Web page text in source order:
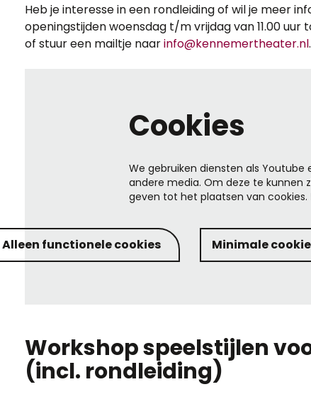
Heb je interesse in een rondleiding of wil je meer
openingstijden woensdag t/m vrijdag van 11.00 uur
of stuur een mailtje naarinfo@kennemertheater.nl.
Cookies
We gebruiken diensten als Youtube
andere media. Om deze te kunnen
geven tot het plaatsen van cookies.
Alleen functionele cookies Minimale
Workshop speelstijlen
(incl. rondleiding)